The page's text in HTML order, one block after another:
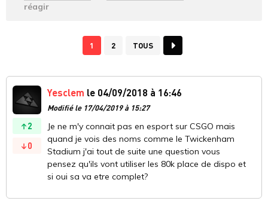
réagir
1 2 TOUS
2
0
Yesclem le 04/09/2018 à 16:46
Modifié le 17/04/2019 à 15:27
Je ne m'y connait pas en esport sur CSGO mais
quand je vois des noms comme le Twickenham
Stadium j'ai tout de suite une question vous
pensez qu'ils vont utiliser les 80k place de dispo et
si oui sa va etre complet?